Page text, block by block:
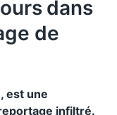
dans
de
est une
infiltré.